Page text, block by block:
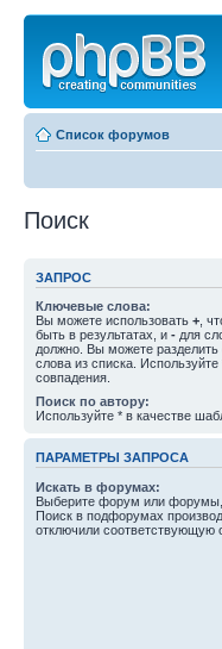
Список форумов
Поиск
ЗАПРОС
Ключевые слова:
Вы можете использовать + ,
быть в результатах, и - для
должно. Вы можете
слова из списка. Используйте
совпадения.
Поиск по автору:
Используйте * в качестве
ПАРАМЕТРЫ ЗАПРОСА
Искать в форумах:
Выберите форум или форумы,
Поиск в подфорумах
отключили соответствующую